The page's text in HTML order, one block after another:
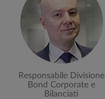
Responsabile Divisione
Bond Corporate e
Bilanciati